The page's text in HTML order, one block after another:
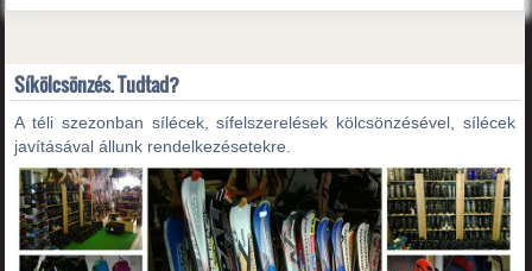
Síkölcsönzés. Tudtad?
A téli szezonban sílécek, sífelszerelések kölcsönzésével, sílécek
javításával állunk rendelkezésetekre.